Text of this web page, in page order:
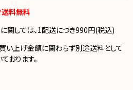
料無料
関しては、1配送につき990円(税込)
い上げ金額に関わらず別途送料として
おります。